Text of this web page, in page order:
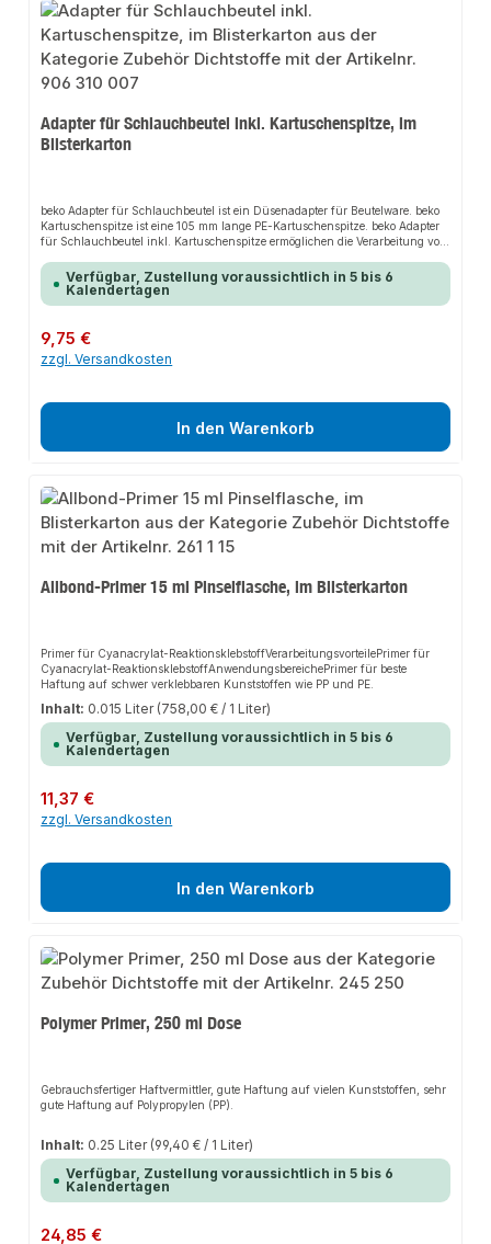
Adapter für Schlauchbeutel inkl. Kartuschenspitze, im
Blisterkarton
beko Adapter für Schlauchbeutel ist ein Düsenadapter für Beutelware. beko
Kartuschenspitze ist eine 105 mm lange PE-Kartuschenspitze. beko Adapter
für Schlauchbeutel inkl. Kartuschenspitze ermöglichen die Verarbeitung von
Kartuschenspitzen, die problemlos auf- und abgeschraubt werden können.
Bei mehrmaliger Verwendung eines Beutels muss lediglich die
Kartuschenspitze getauscht werden. Inhalt: 5 Adapter + 5 Kartuschenspitzen
Verfügbar, Zustellung voraussichtlich in 5 bis 6
Kalendertagen
Regulärer Preis:
9,75 €
zzgl. Versandkosten
In den Warenkorb
Allbond-Primer 15 ml Pinselflasche, im Blisterkarton
Primer für Cyanacrylat-ReaktionsklebstoffVerarbeitungsvorteilePrimer für
Cyanacrylat-ReaktionsklebstoffAnwendungsbereichePrimer für beste
Haftung auf schwer verklebbaren Kunststoffen wie PP und PE.
Inhalt: 0.015 Liter (758,00 € / 1 Liter)
Verfügbar, Zustellung voraussichtlich in 5 bis 6
Kalendertagen
Regulärer Preis:
11,37 €
zzgl. Versandkosten
In den Warenkorb
Polymer Primer, 250 ml Dose
Gebrauchsfertiger Haftvermittler, gute Haftung auf vielen Kunststoffen, sehr
gute Haftung auf Polypropylen (PP).
Inhalt: 0.25 Liter (99,40 € / 1 Liter)
Verfügbar, Zustellung voraussichtlich in 5 bis 6
Kalendertagen
Regulärer Preis:
24,85 €